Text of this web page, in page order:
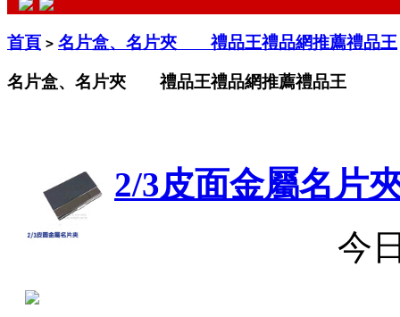
首頁 > 名片盒、名片夾 禮品王禮品網推薦禮品王
名片盒、名片夾 禮品王禮品網推薦禮品王
2/3皮面金屬名片
今